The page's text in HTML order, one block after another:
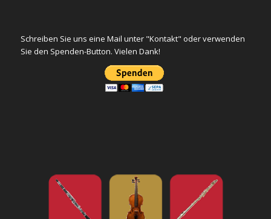
Schreiben Sie uns eine Mail unter "Kontakt" oder verwenden
Sie den Spenden-Button. Vielen Dank!